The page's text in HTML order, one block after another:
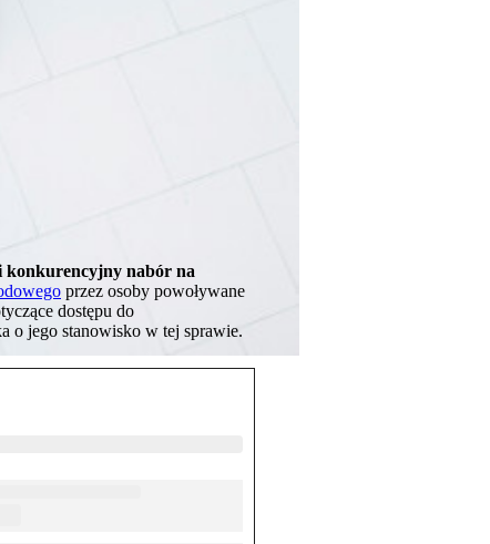
konkurencyjny nabór na
przez osoby powoływane
dostępu do
o jego stanowisko w tej sprawie.